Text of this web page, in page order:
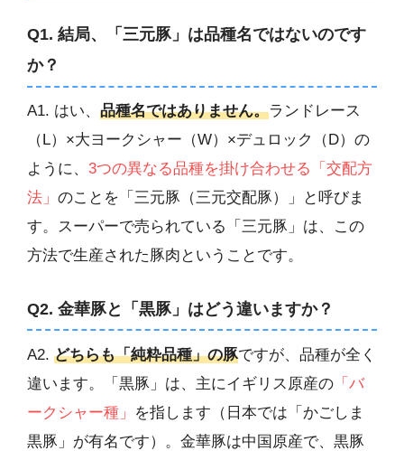
Q1. 結局、「三元豚」は品種名ではないのです
か？
A1. はい、 品種名ではありません。ランドレース
（L）×大ヨークシャー（W）×デュロック（D）の
ように、 3つの異なる品種を掛け合わせる「交配方
法」 のことを「三元豚（三元交配豚）」と呼びま
す。スーパーで売られている「三元豚」は、この
方法で生産された豚肉ということです。
Q2. 金華豚と「黒豚」はどう違いますか？
A2. どちらも「純粋品種」の豚ですが、品種が全く
違います。「黒豚」は、主にイギリス原産の 「バ
ークシャー種」
を指します（日本では「かごしま
黒豚」が有名です）。金華豚は中国原産で、黒豚